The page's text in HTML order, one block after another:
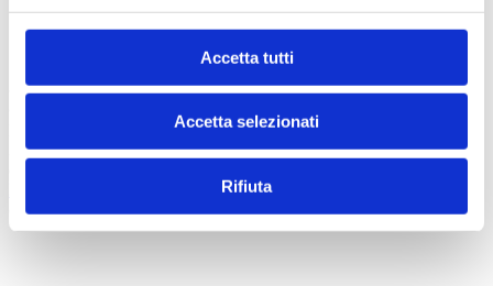
Accetta tutti
Accetta selezionati
Rifiuta
© 2026 Superspecialistico
Poliambulatorio Specialistico Verona - Viale del lavoro, n. 25/a,
37135 (VR) - CF/P. IVA n. 03504300231 - Registro delle Imprese
credits